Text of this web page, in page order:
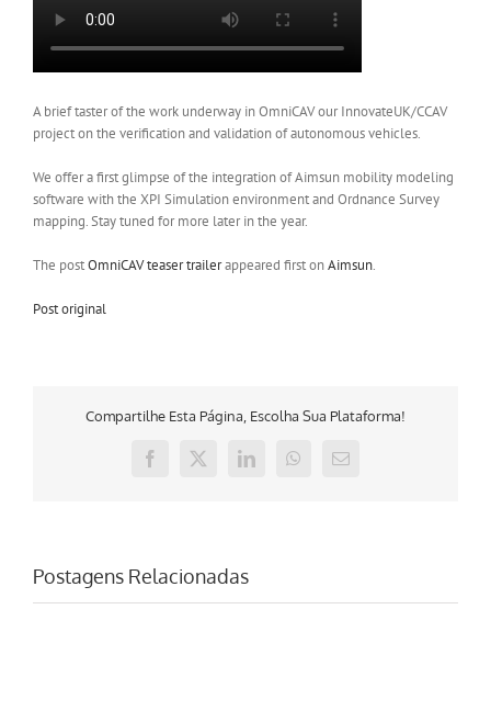
A brief taster of the work underway in OmniCAV our InnovateUK/CCAV
project on the verification and validation of autonomous vehicles.
We offer a first glimpse of the integration of Aimsun mobility modeling
software with the XPI Simulation environment and Ordnance Survey
mapping. Stay tuned for more later in the year.
The postOmniCAV teaser trailerappeared first onAimsun.
Post original
Compartilhe Esta Página, Escolha Sua Plataforma!
Facebook
X LinkedInWhatsApp
E-
Postagens Relacionadas